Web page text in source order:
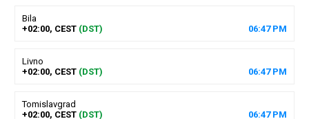
Bila
+02:00, CEST (DST) 06:47PM
Livno
+02:00, CEST (DST) 06:47PM
Tomislavgrad
+02:00, CEST (DST) 06:47PM